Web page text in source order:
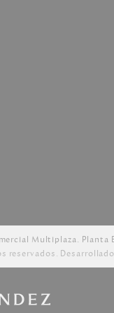
Multiplaza. Planta
reservados.